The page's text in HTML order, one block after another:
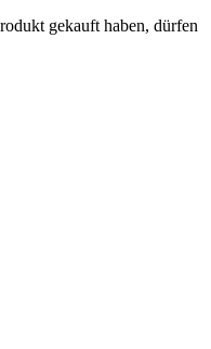
gekauft haben, dürfen